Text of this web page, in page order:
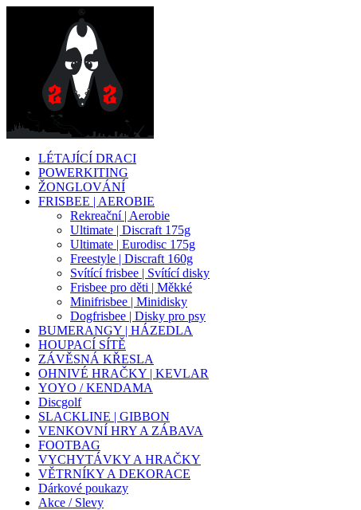
LÉTAJÍCÍ DRACI
POWERKITING
ŽONGLOVÁNÍ
FRISBEE | AEROBIE
Rekreační | Aerobie
Ultimate | Discraft 175g
Ultimate | Eurodisc 175g
Freestyle | Discraft 160g
Svítící frisbee | Svítící disky
Frisbee pro děti | Měkké
Minifrisbee | Minidisky
Dogfrisbee | Disky pro psy
BUMERANGY | HÁZEDLA
HOUPACÍ SÍTĚ
ZÁVĚSNÁ KŘESLA
OHNIVÉ HRAČKY | KEVLAR
YOYO / KENDAMA
Discgolf
SLACKLINE | GIBBON
VENKOVNÍ HRY A ZÁBAVA
FOOTBAG
VYCHYTÁVKY A HRAČKY
VĚTRNÍKY A DEKORACE
Dárkové poukazy
Akce / Slevy